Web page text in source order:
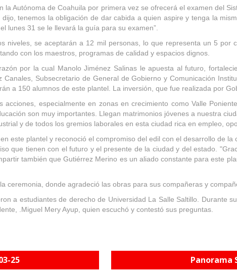
Autónoma de Coahuila por primera vez se ofrecerá el examen del
tenemos la obligación de dar cabida a quien aspire y tenga la
lunes 31 se le llevará la guía para su examen”.
niveles, se aceptarán a 12 mil personas, lo que representa un 5 por
con los maestros, programas de calidad y espacios dignos.
por la cual Manolo Jiménez Salinas le apuesta al futuro,
Subsecretario de General de Gobierno y Comunicación
a 150 alumnos de este plantel. La inversión, que fue realizada por
especialmente en zonas en crecimiento como Valle
son muy importantes. Llegan matrimonios jóvenes a nuestra
y de todos los gremios laborales en esta ciudad rica en empleo,
este plantel y reconoció el compromiso del edil con el desarrollo de
que tienen con el futuro y el presente de la ciudad y del estado.
también que Gutiérrez Merino es un aliado constante para este
ceremonia, donde agradeció las obras para sus compañeras y
a estudiantes de derecho de Universidad La Salle Saltillo. Durante
.Miguel Mery Ayup, quien escuchó y contestó sus preguntas.
25 Panorama